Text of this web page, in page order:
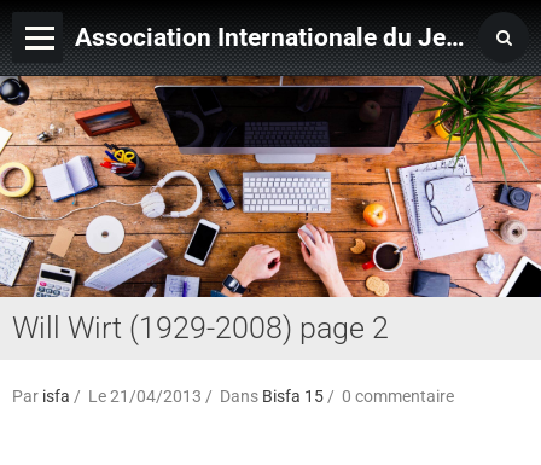
Association Internationale du Jeu de Ficelle
Page d'accueil
Derniers ajouts
Will Wirt (1929-2008) page 2
Par isfa Le 21/04/2013 Dans Bisfa 15 0 commentaire